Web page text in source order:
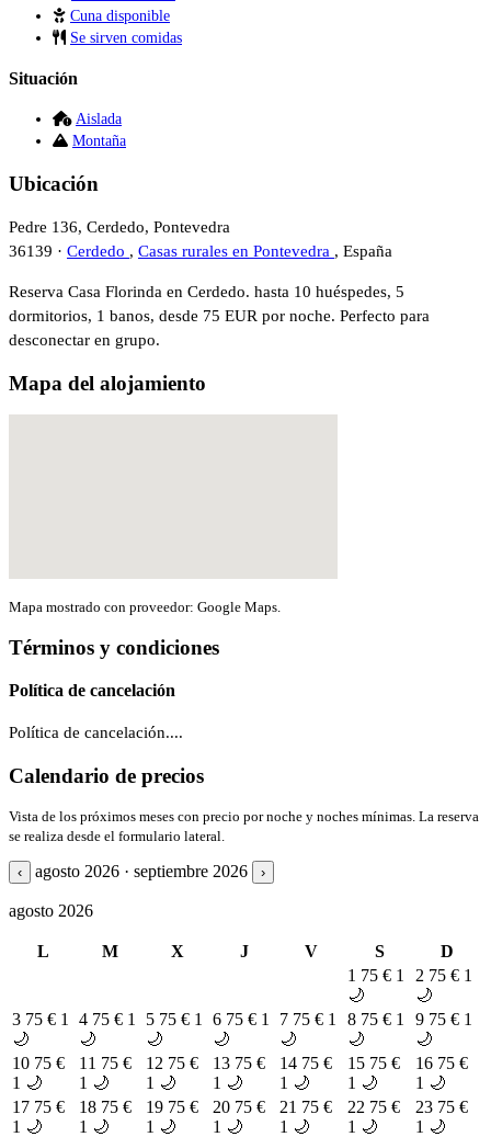
Cuna disponible
Se sirven comidas
Situación
Aislada
Montaña
Ubicación
Pedre 136, Cerdedo, Pontevedra
36139 · Cerdedo , Casas rurales en Pontevedra , España
Reserva Casa Florinda en Cerdedo. hasta 10 huéspedes, 5
dormitorios, 1 banos, desde 75 EUR por noche. Perfecto para
desconectar en grupo.
Mapa del alojamiento
Mapa mostrado con proveedor: Google Maps.
Términos y condiciones
Política de cancelación
Política de cancelación....
Calendario de precios
Vista de los próximos meses con precio por noche y noches mínimas. La reserva
se realiza desde el formulario lateral.
‹ agosto 2026 · septiembre 2026 ›
agosto 2026
L M X J V S
D
1 75 € 1
🌙
2 75 € 1
🌙
3 75 € 1
🌙
4 75 € 1
🌙
5 75 € 1
🌙
6 75 € 1
🌙
7 75 € 1
🌙
8 75 € 1
🌙
9 75 € 1
🌙
10 75 €
1 🌙
11 75 €
1 🌙
12 75 €
1 🌙
13 75 €
1 🌙
14 75 €
1 🌙
15 75 €
1 🌙
16 75 €
1 🌙
17 75 €
1 🌙
18 75 €
1 🌙
19 75 €
1 🌙
20 75 €
1 🌙
21 75 €
1 🌙
22 75 €
1 🌙
23 75 €
1 🌙